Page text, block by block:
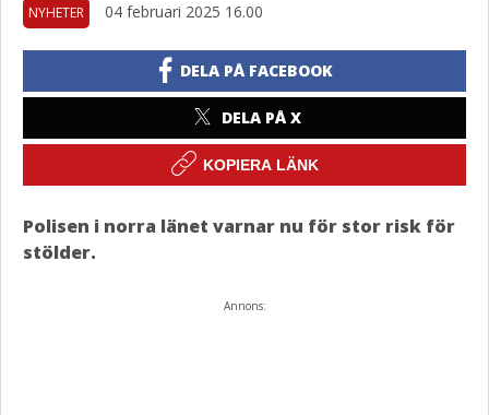
NYHETER 04 februari 2025 16.00
DELA PÅ FACEBOOK
DELA PÅ X
KOPIERA LÄNK
Polisen i norra länet varnar nu för stor risk för
stölder.
Annons: